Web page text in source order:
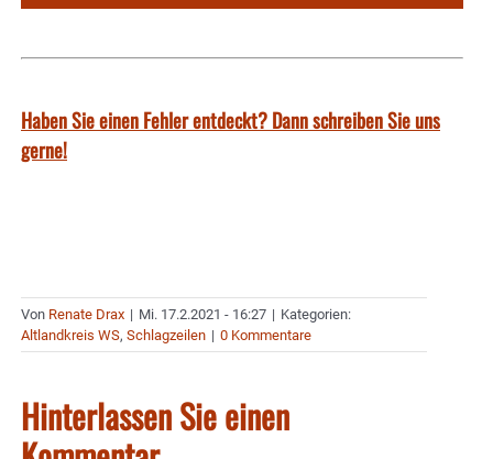
Haben Sie einen Fehler entdeckt? Dann schreiben Sie uns
gerne!
Von Renate Drax | Mi. 17.2.2021 - 16:27 | Kategorien:
Altlandkreis WS, Schlagzeilen | 0 Kommentare
Hinterlassen Sie einen